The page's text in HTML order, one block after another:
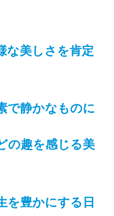
な美しさを肯定
で静かなものに
の趣を感じる美
を豊かにする 日